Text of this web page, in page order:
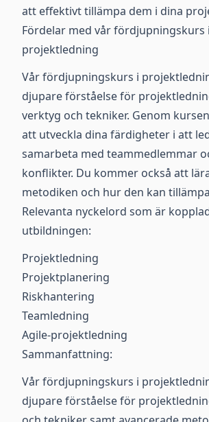
att effektivt tillämpa dem i dina
Fördelar med vår fördjupningskurs i
projektledning
Vår fördjupningskurs i
djupare förståelse för
verktyg och tekniker. Genom
att utveckla dina färdigheter i att
samarbeta med teammedlemmar
konflikter. Du kommer också att
metodiken och hur den kan
Relevanta nyckelord som är
utbildningen:
Projektledning
Projektplanering
Riskhantering
Teamledning
Agile-projektledning
Sammanfattning:
Vår fördjupningskurs i
djupare förståelse för